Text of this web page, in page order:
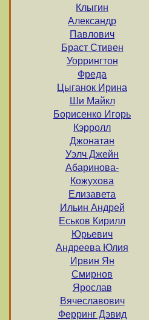
Клыгин
Александр
Павлович
Браст Стивен
Уоррингтон
Фреда
Цыганок Ирина
Ши Майкл
Борисенко Игорь
Кэрролл
Джонатан
Уэлч Джейн
Абаринова-
Кожухова
Елизавета
Ильин Андрей
Еськов Кирилл
Юрьевич
Андреева Юлия
Ирвин Ян
Смирнов
Ярослав
Вячеславович
Ферринг Дэвид